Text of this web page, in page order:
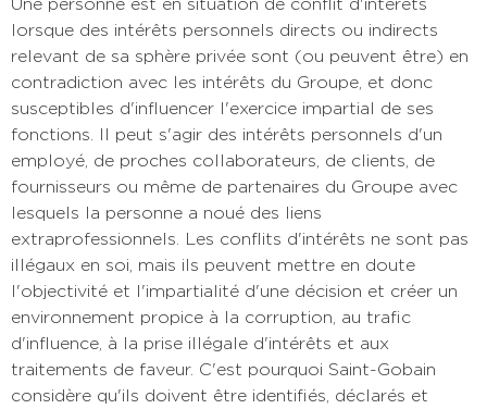
lorsque des intérêts personnels directs ou indirects
relevant de sa sphère privée sont (ou peuvent être) en
contradiction avec les intérêts du Groupe, et donc
susceptibles d'influencer l'exercice impartial de ses
fonctions. Il peut s'agir des intérêts personnels d'un
employé, de proches collaborateurs, de clients, de
fournisseurs ou même de partenaires du Groupe avec
lesquels la personne a noué des liens
extraprofessionnels. Les conflits d'intérêts ne sont pas
illégaux en soi, mais ils peuvent mettre en doute
l'objectivité et l'impartialité d'une décision et créer un
environnement propice à la corruption, au trafic
d'influence, à la prise illégale d'intérêts et aux
traitements de faveur. C'est pourquoi Saint-Gobain
considère qu'ils doivent être identifiés, déclarés et